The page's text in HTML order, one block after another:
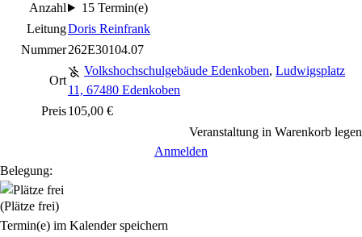
Anzahl
15 Termin(e)
LeitungDoris Reinfrank
Nummer262E30104.07
Ort
Volkshochschulgebäude Edenkoben, Ludwigsplatz
11, 67480 Edenkoben
Preis105,00 €
Veranstaltung in Warenkorb legen
Anmelden
Belegung:
(Plätze frei)
Termin(e) im Kalender speichern